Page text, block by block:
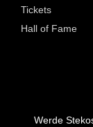
Tickets
Hall of Fame
Werde